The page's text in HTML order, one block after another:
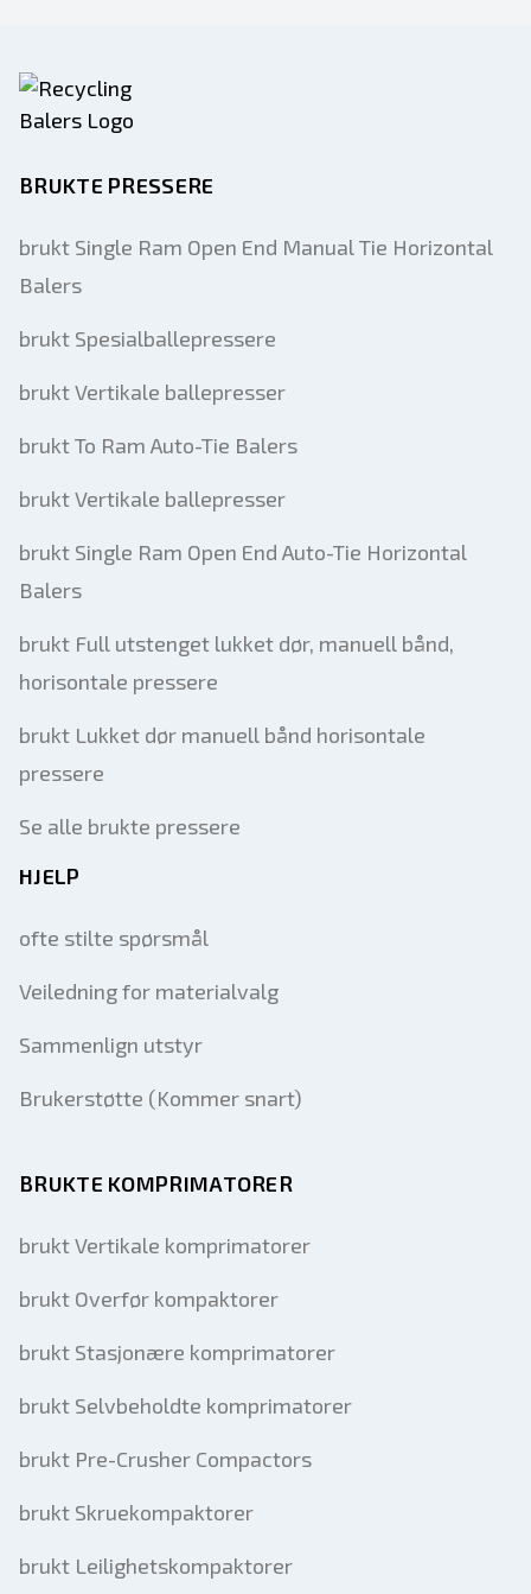
Send a Message
Fullt navn
Mobil
Sende
Send til en venn
mobilnummerfelt
Send oppføring til e-post
Tilleggsinformasjon
BRUKTE PRESSERE
brukt Single Ram Open End Manual Tie Horizontal
Balers
brukt Spesialballepressere
brukt Vertikale ballepresser
brukt To Ram Auto-Tie Balers
brukt Vertikale ballepresser
brukt Single Ram Open End Auto-Tie Horizontal
Balers
brukt Full utstenget lukket dør, manuell bånd,
horisontale pressere
brukt Lukket dør manuell bånd horisontale
pressere
Se alle brukte pressere
HJELP
ofte stilte spørsmål
Veiledning for materialvalg
Sammenlign utstyr
Brukerstøtte (Kommer snart)
BRUKTE KOMPRIMATORER
brukt Vertikale komprimatorer
brukt Overfør kompaktorer
brukt Stasjonære komprimatorer
brukt Selvbeholdte komprimatorer
brukt Pre-Crusher Compactors
brukt Skruekompaktorer
brukt Leilighetskompaktorer